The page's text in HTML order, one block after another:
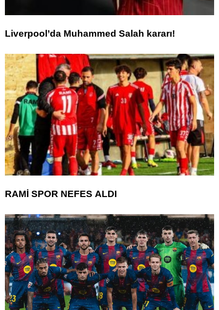
Liverpool’da Muhammed Salah kararı!
RAMİ SPOR NEFES ALDI